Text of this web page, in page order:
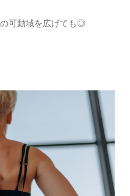
の可動域を広げても◎